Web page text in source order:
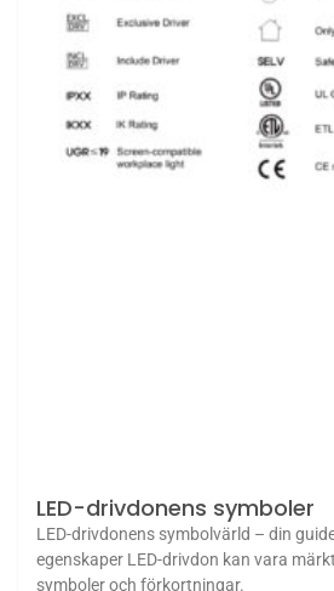
LED-drivdonens symboler
LED-drivdonens symbolvärld – din
egenskaper LED-drivdon kan vara
symboler och förkortningar.